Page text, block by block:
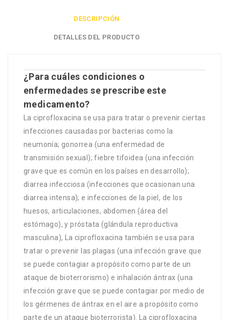
DESCRIPCIÓN
DETALLES DEL PRODUCTO
¿Para cuáles condiciones o
enfermedades se prescribe este
medicamento?
La ciprofloxacina se usa para tratar o prevenir ciertas
infecciones causadas por bacterias como la
neumonía; gonorrea (una enfermedad de
transmisión sexual); fiebre tifoidea (una infección
grave que es común en los países en desarrollo);
diarrea infecciosa (infecciones que ocasionan una
diarrea intensa); e infecciones de la piel, de los
huesos, articulaciones, abdomen (área del
estómago), y próstata (glándula reproductiva
masculina), La ciprofloxacina también se usa para
tratar o prevenir las plagas (una infección grave que
se puede contagiar a propósito como parte de un
ataque de bioterrorismo) e inhalación ántrax (una
infección grave que se puede contagiar por medio de
los gérmenes de ántrax en el aire a propósito como
parte de un ataque bioterrorista). La ciprofloxacina